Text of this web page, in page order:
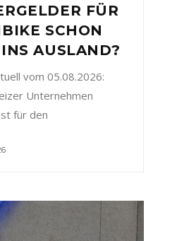
FÜR
SCHON
AUSLAND?
vom 05.08.2026:
Unternehmen
für den